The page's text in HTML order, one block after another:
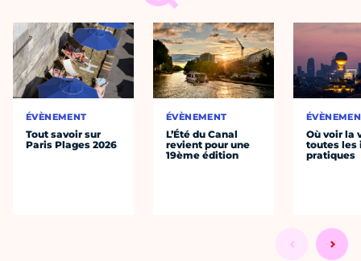
ÉVÈNEMENT
Tout savoir sur
Paris Plages 2026
ÉVÈNEMENT
L’Été du Canal
revient pour une
19ème édition
Où voir la
toutes les
pratiques